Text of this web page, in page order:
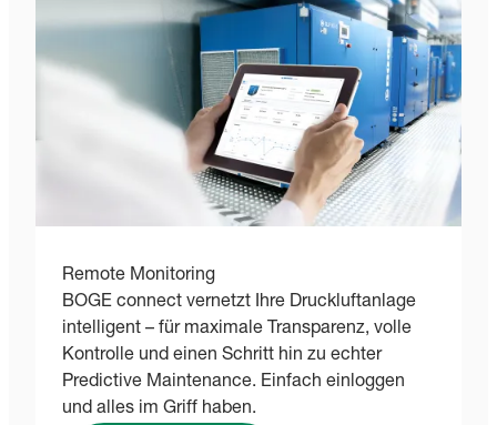
Remote Monitoring
BOGE connect vernetzt Ihre Druckluftanlage
intelligent – für maximale Transparenz, volle
Kontrolle und einen Schritt hin zu echter
Predictive Maintenance. Einfach einloggen
und alles im Griff haben.